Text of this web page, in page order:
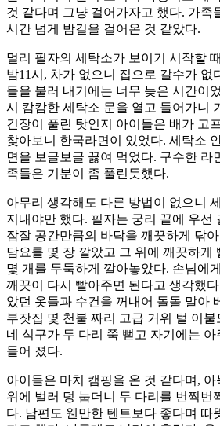
것 같다며 그냥 걸어가자고 했다. 가족
시간 넘게 밤길을 걸어온 것 같았다.
멀리 필자의 세탁소가 보이기 시작할
밤11시, 차가 없으니 집으로 갈수가 없
들을 불러 내기에는 너무 늦은 시간이
시 캄캄한 세탁소 문을 열고 들어가니
긴장이 풀린 탓인지 아이들은 배가 고
찾아보니 한국라면이 있었다. 세탁소
면을 보글보글 끓여 먹었다. 구수한 라
족들은 기분이 좀 풀린듯했다.
아무리 생각해도 다른 방법이 없으니
지내야만 했다. 필자는 궁리 끝에 우선
잠잘 공간만큼의 바닥을 깨끗하게 닦
담요를 몇 장 깔았고 그 위에 깨끗하게
몇 개를 두둑하게 깔아놓았다. 손님에
깨끗이 다시 빨아주면 된다고 생각했
았던 옷들과 수건을 꺼내어 돌돌 말아
부잣집 몇 천불 짜리 고급 거위 털 이
네 식구가 두 다리 쭉 뻗고 자기에는
들어 졌다.
아이들은 마치 캠핑을 온 것 같다며, 아
위에 벌러 덩 눕더니 두 다리를 번쩍번
다. 남편도 웬만한 텐트보다 좋다며 따